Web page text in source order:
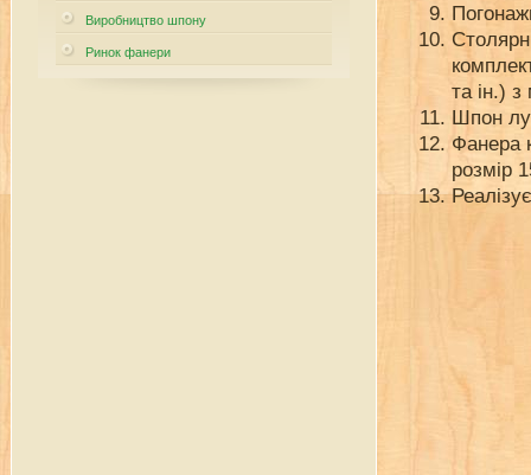
Виробництво шпону
Ринок фанери
та ін.)
Шпон
Фанера
розмір